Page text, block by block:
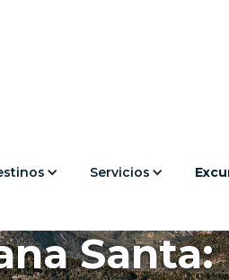
Servicios